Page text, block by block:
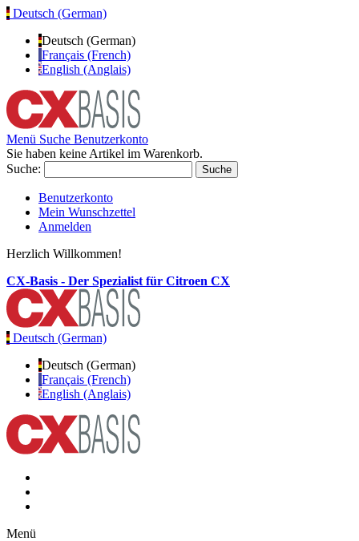
Deutsch (German)
Deutsch (German)
Français (French)
English (Anglais)
Menü Suche Benutzerkonto
Sie haben keine Artikel im Warenkorb.
Suche:
Suche
Benutzerkonto
Mein Wunschzettel
Anmelden
Herzlich Willkommen!
CX-Basis - Der Spezialist für Citroen CX
Deutsch (German)
Deutsch (German)
Français (French)
English (Anglais)
Menü